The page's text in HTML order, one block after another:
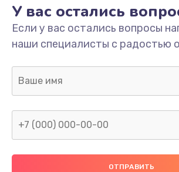
У вас остались
Если у вас остались вопросы
наши специалисты с радостью